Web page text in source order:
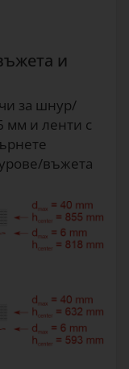
и
за шнур/
мм и ленти с
въжета